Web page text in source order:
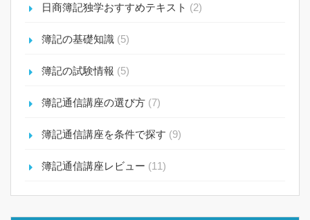
日商簿記独学おすすめテキスト (2)
簿記の基礎知識 (5)
簿記の試験情報 (5)
簿記通信講座の選び方 (7)
簿記通信講座を条件で探す (9)
簿記通信講座レビュー (11)